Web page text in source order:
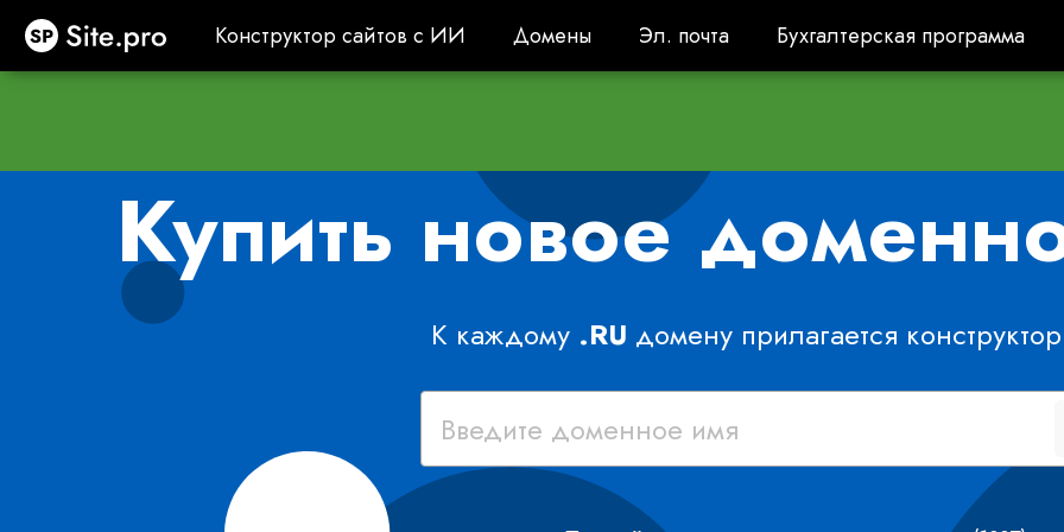
Site.pro Конструктор сайтов с ИИ
Конструктор сайтов с ИИ Домены
Домены Эл. почта
Эл. почта Бухгалтерская программа
Бухгалтерская программа
Купить новое
К каждому .RU домену прилагается